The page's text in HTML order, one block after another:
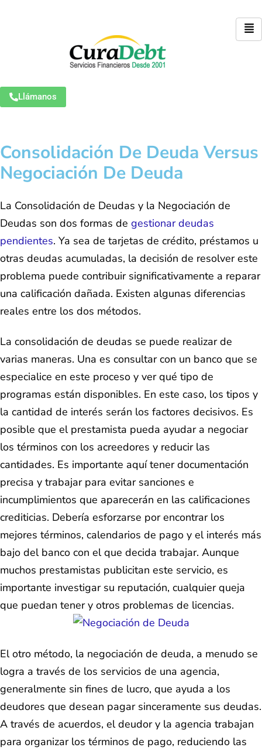
Llámanos
Consolidación De Deuda Versus
Negociación De Deuda
La Consolidación de Deudas y la Negociación de
Deudas son dos formas de gestionar deudas
pendientes. Ya sea de tarjetas de crédito, préstamos u
otras deudas acumuladas, la decisión de resolver este
problema puede contribuir significativamente a reparar
una calificación dañada. Existen algunas diferencias
reales entre los dos métodos.
La consolidación de deudas se puede realizar de
varias maneras. Una es consultar con un banco que se
especialice en este proceso y ver qué tipo de
programas están disponibles. En este caso, los tipos y
la cantidad de interés serán los factores decisivos. Es
posible que el prestamista pueda ayudar a negociar
los términos con los acreedores y reducir las
cantidades. Es importante aquí tener documentación
precisa y trabajar para evitar sanciones e
incumplimientos que aparecerán en las calificaciones
crediticias. Debería esforzarse por encontrar los
mejores términos, calendarios de pago y el interés más
bajo del banco con el que decida trabajar. Aunque
muchos prestamistas publicitan este servicio, es
importante investigar su reputación, cualquier queja
que puedan tener y otros problemas de licencias.
El otro método, la negociación de deuda, a menudo se
logra a través de los servicios de una agencia,
generalmente sin fines de lucro, que ayuda a los
deudores que desean pagar sinceramente sus deudas.
A través de acuerdos, el deudor y la agencia trabajan
para organizar los términos de pago, reduciendo las